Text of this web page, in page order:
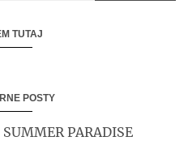
TUTAJ
POSTY
PARADISE